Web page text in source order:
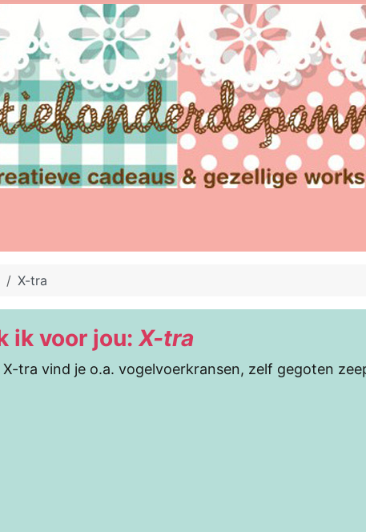
X-tra
ik voor jou: X-tra
X-tra vind je o.a. vogelvoerkransen, zelf gegoten